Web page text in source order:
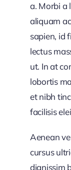
a. Morbi a
aliquam
sapien, id
lectus
ut. In at
lobortis
et nibh
facilisis
Aenean
cursus
dignissim